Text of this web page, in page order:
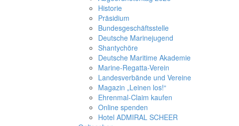
Historie
Präsidium
Bundesgeschäftsstelle
Deutsche Marinejugend
Shantychöre
Deutsche Maritime Akademie
Marine-Regatta-Verein
Landesverbände und Vereine
Magazin „Leinen los!“
Ehrenmal-Claim kaufen
Online spenden
Hotel ADMIRAL SCHEER